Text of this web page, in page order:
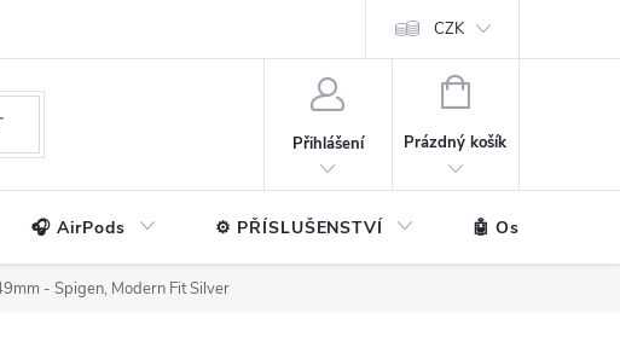
CZK
Přihlášení
NÁKUPNÍ
Prázdný košík
🎧 AirPods ⚙️ PŘÍSLUŠENSTVÍ 🤖 Ostatní
- Spigen, Modern Fit Silver